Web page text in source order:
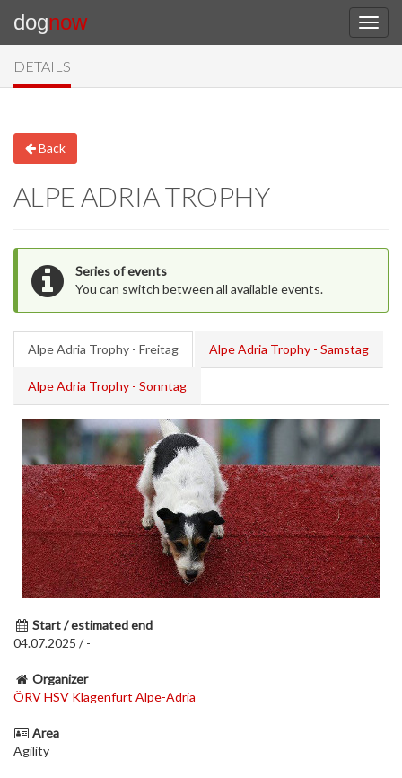
dognow
DETAILS
Back
ALPE ADRIA TROPHY
Series of events
You can switch between all available events.
Alpe Adria Trophy - Freitag Alpe Adria Trophy - Samstag
Alpe Adria Trophy - Sonntag
Start / estimated end
04.07.2025 / -
Organizer
ÖRV HSV Klagenfurt Alpe-Adria
Area
Agility